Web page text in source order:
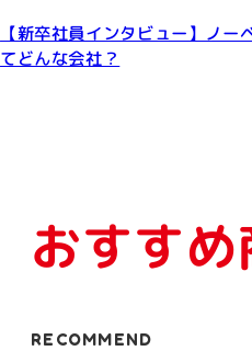
【新卒社員インタビュー】ノー
てどんな会社？
おすす
RECOMMEND